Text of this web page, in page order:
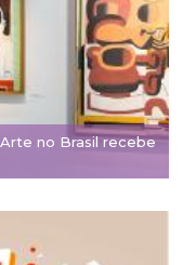
no Brasil recebe